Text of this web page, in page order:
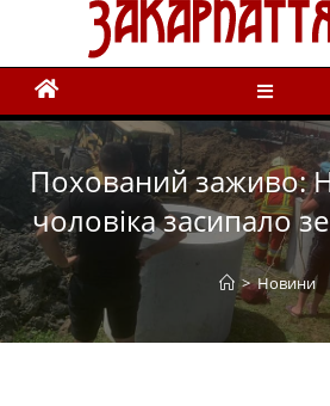
Похований заживо:
чоловіка засипало
> Новини